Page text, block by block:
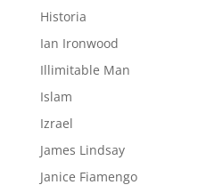
Historia
Ian Ironwood
Illimitable Man
Islam
Izrael
James Lindsay
Janice Fiamengo